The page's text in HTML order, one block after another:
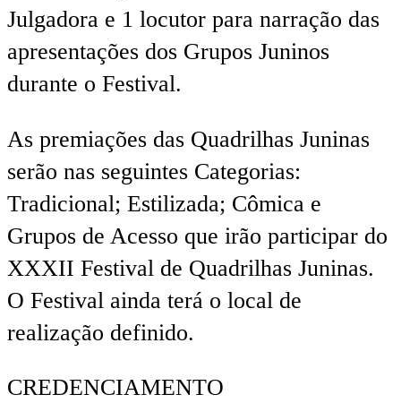
Julgadora e 1 locutor para narração das
apresentações dos Grupos Juninos
durante o Festival.
As premiações das Quadrilhas Juninas
serão nas seguintes Categorias:
Tradicional; Estilizada; Cômica e
Grupos de Acesso que irão participar do
XXXII Festival de Quadrilhas Juninas.
O Festival ainda terá o local de
realização definido.
CREDENCIAMENTO